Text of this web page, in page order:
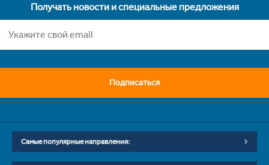
Получать новости и специальные предложения
Подписаться
Самые популярные направления: